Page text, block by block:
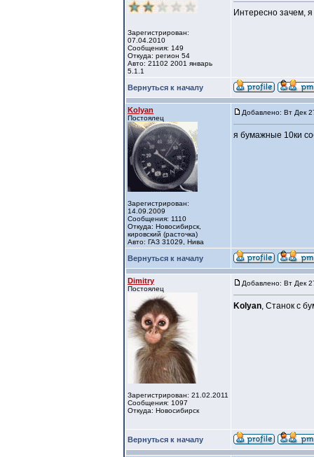
Зарегистрирован:
07.04.2010
Сообщения: 149
Откуда: регион 54
Авто: 21102 2001 январь
5.1.1
Интересно зачем,
Вернуться к началу
Kolyan
Постоялец
Зарегистрирован:
14.09.2009
Сообщения: 1110
Откуда: Новосибирск,
кировский (расточка)
Авто: ГАЗ 31029, Нива
Добавлено: Вт Дек
я бумажные 10ки
Вернуться к началу
Dimitry
Постоялец
Зарегистрирован: 21.02.2011
Сообщения: 1097
Откуда: Новосибирск
Добавлено: Вт Дек
Kolyan, Станок с
Вернуться к началу